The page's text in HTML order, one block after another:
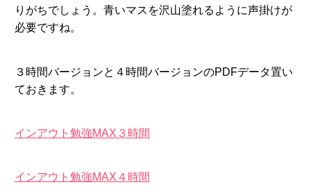
りがちでしょう。青いマスを沢山塗れるように声掛けが
必要ですね。
３時間バージョンと４時間バージョンのPDFデータ置い
ておきます。
インアウト勉強MAX３時間
インアウト勉強MAX４時間